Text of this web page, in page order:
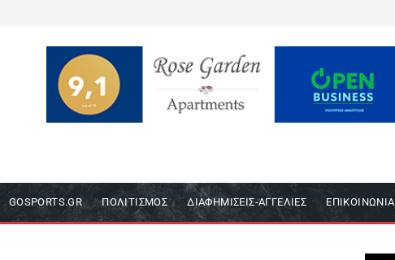
GOSPORTS.GR ΠΟΛΙΤΙΣΜΌΣ ΔΙΑΦΗΜΊΣΕΙΣ-ΑΓΓΕΛΊΕΣ ΕΠΙΚΟΙΝΩΝΙΑ